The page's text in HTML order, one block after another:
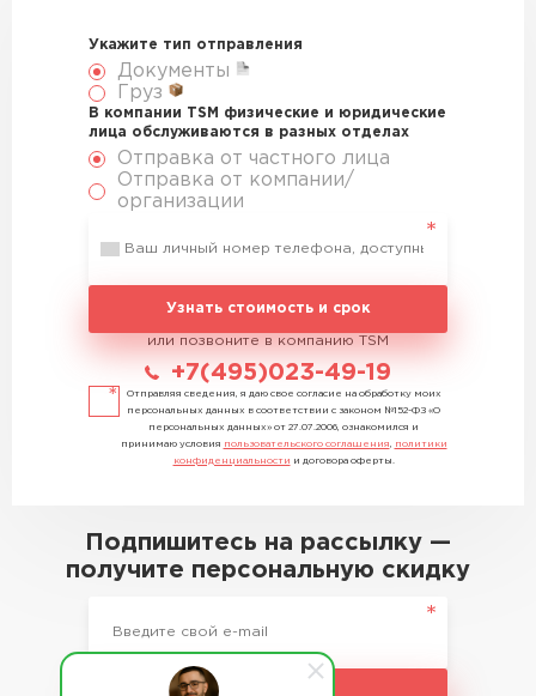
Укажите тип отправления
Документы
Груз
В компании TSM физические и юридические
лица обслуживаются в разных отделах
Отправка от частного лица
Отправка от компании/
организации
Узнать стоимость и срок
или позвоните в компанию TSM
+7(495)023-49-19
Отправляя сведения, я даю свое согласие на обработку моих
персональных данных в соответствии с законом №152-ФЗ «О
персональных данных» от 27.07.2006, ознакомился и
принимаю условия пользовательского соглашения
политики
конфиденциальности и договора оферты.
Подпишитесь на рассылку —
получите персональную скидку
Подписаться